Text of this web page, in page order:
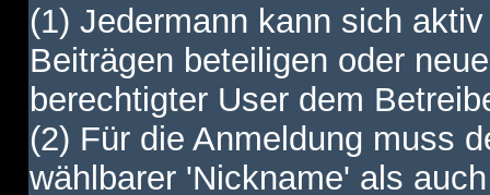
(1) Jedermann kann sich
Beiträgen beteiligen oder
berechtigter User dem
(2) Für die Anmeldung muss
wählbarer 'Nickname' als